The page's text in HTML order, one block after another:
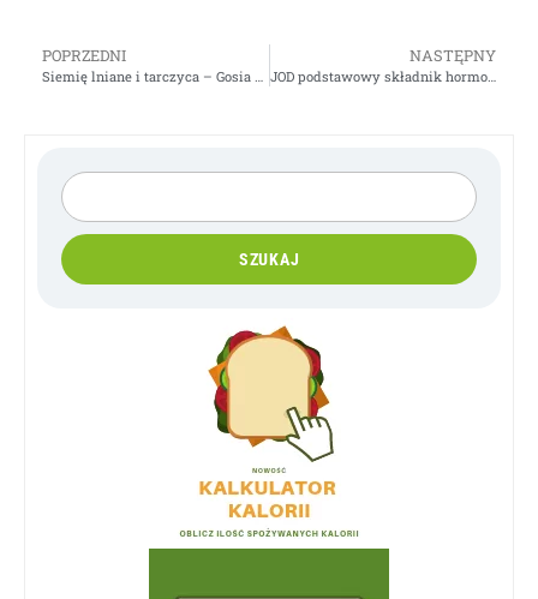
SZUKAJ
POPRZEDNI
Siemię lniane i tarczyca – Gosia Klos
NASTĘPNY
JOD podstawowy składnik hormonu tarczycy – Gosia Klos